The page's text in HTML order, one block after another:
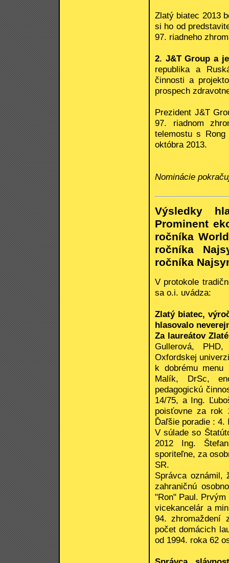
Zlatý biatec 2013
si ho od
97. riadneho
2. J&T Group a
republika a
činnosti a
prospech
Prezident J&T
97. riadnom
telemostu s
októbra 2013.
Nominácie
Výsledky
Prominent
ročníka
ročníka
ročníka
V protokole
sa o.i. uvádza:
Zlatý biatec,
hlasovalo
Za laureátov
Gullerová,
Oxfordskej
k dobrému menu
Malík, DrSc,
pedagogickú
14/75, a Ing.
poisťovne za rok
Ďaľšie poradie :
V súlade so
2012 Ing.
sporiteľne, za
SR.
Správca oznámil,
zahraničnú
"Ron" Paul.
vicekancelár a
94. zhromaždení
počet domácich
od 1994. roka 62